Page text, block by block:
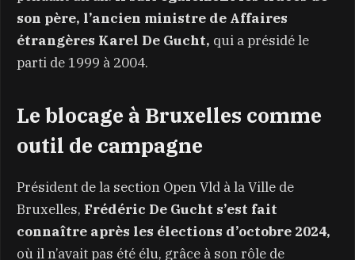
son père, l’ancien ministre de Affaires
étrangères Karel De Gucht, qui a présidé le
parti de 1999 à 2004.
Le blocage à Bruxelles comme
outil de campagne
Président de la section Open Vld à la Ville de
Bruxelles, Frédéric De Gucht s’est fait
connaître après les élections d’octobre 2024,
où il n’avait pas été élu, grâce à son rôle de